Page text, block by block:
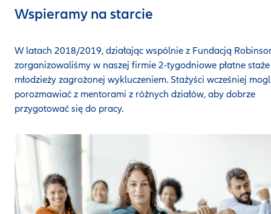
Wspieramy na starcie
W latach 2018/2019, działając wspólnie z Fundacją
zorganizowaliśmy w naszej firmie 2-tygodniowe płatne
młodzieży zagrożonej wykluczeniem. Stażyści wcześniej
porozmawiać z mentorami z różnych działów, aby dobrze
przygotować się do pracy.